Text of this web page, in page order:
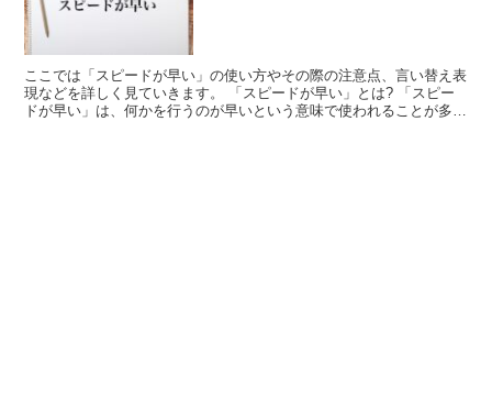
ここでは「スピードが早い」の使い方やその際の注意点、言い替え表
現などを詳しく見ていきます。 「スピードが早い」とは? 「スピー
ドが早い」は、何かを行うのが早いという意味で使われることが多い